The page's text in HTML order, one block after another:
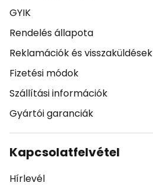
GYIK
Rendelés állapota
Reklamációk és visszaküldések
Fizetési módok
Szállítási információk
Gyártói garanciák
Kapcsolatfelvétel
Hírlevél